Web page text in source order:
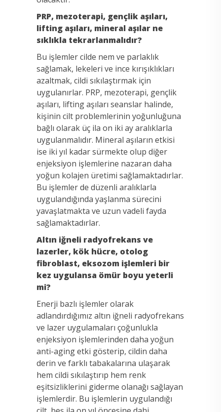
PRP, mezoterapi, gençlik aşıları,
lifting aşıları, mineral aşılar ne
sıklıkla tekrarlanmalıdır?
Bu işlemler cilde nem ve parlaklık
sağlamak, lekeleri ve ince kırışıklıkları
azaltmak, cildi sıkılaştırmak için
uygulanırlar. PRP, mezoterapi, gençlik
aşıları, lifting aşıları seanslar halinde,
kişinin cilt problemlerinin yoğunluğuna
bağlı olarak üç ila on iki ay aralıklarla
uygulanmalıdır. Mineral aşıların etkisi
ise iki yıl kadar sürmekte olup diğer
enjeksiyon işlemlerine nazaran daha
yoğun kolajen üretimi sağlamaktadırlar.
Bu işlemler de düzenli aralıklarla
uygulandığında yaşlanma sürecini
yavaşlatmakta ve uzun vadeli fayda
sağlamaktadırlar.
Altın iğneli radyofrekans ve
lazerler, kök hücre, otolog
fibroblast, eksozom işlemleri bir
kez uygulansa ömür boyu yeterli
mi?
Enerji bazlı işlemler olarak
adlandırdığımız altın iğneli radyofrekans
ve lazer uygulamaları çoğunlukla
enjeksiyon işlemlerinden daha yoğun
anti-aging etki gösterip, cildin daha
derin ve farklı tabakalarına ulaşarak
hem cildi sıkılaştırıp hem renk
eşitsizliklerini giderme olanağı sağlayan
işlemlerdir. Bu işlemlerin uygulandığı